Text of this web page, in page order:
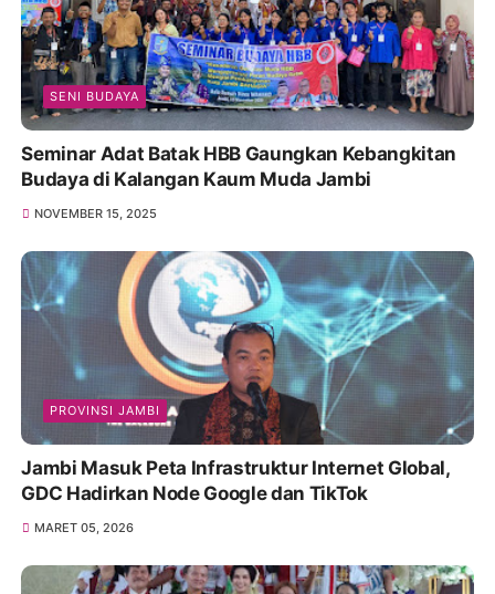
SENI BUDAYA
Seminar Adat Batak HBB Gaungkan Kebangkitan
Budaya di Kalangan Kaum Muda Jambi
NOVEMBER 15, 2025
PROVINSI JAMBI
Jambi Masuk Peta Infrastruktur Internet Global,
GDC Hadirkan Node Google dan TikTok
MARET 05, 2026